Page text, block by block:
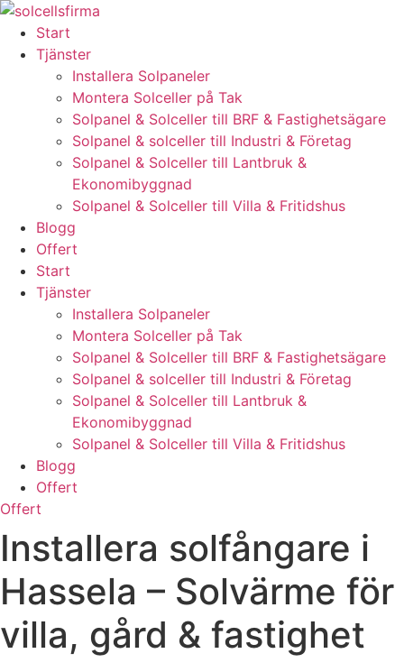
Skip
content
Start
Tjänster
Installera Solpaneler
Montera Solceller på Tak
Solpanel & Solceller till BRF & Fastighetsägare
Solpanel & solceller till Industri & Företag
Solpanel & Solceller till Lantbruk &
Ekonomibyggnad
Solpanel & Solceller till Villa & Fritidshus
Blogg
Offert
Start
Tjänster
Installera Solpaneler
Montera Solceller på Tak
Solpanel & Solceller till BRF & Fastighetsägare
Solpanel & solceller till Industri & Företag
Solpanel & Solceller till Lantbruk &
Ekonomibyggnad
Solpanel & Solceller till Villa & Fritidshus
Blogg
Offert
Offert
Installera solfångare i
Hassela – Solvärme för
villa, gård & fastighet